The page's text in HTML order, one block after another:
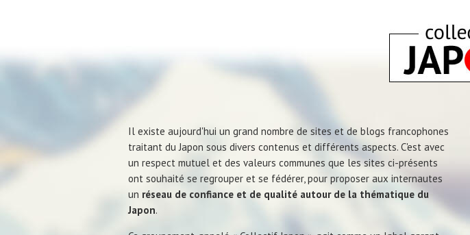
Il existe aujourd'hui un grand nombre de sites et de blogs francophones
traitant du Japon sous divers contenus et différents aspects. C'est avec
un respect mutuel et des valeurs communes que les sites ci-présents
ont souhaité se regrouper et se fédérer, pour proposer aux internautes
un réseau de confiance et de qualité autour de la thématique du
Japon.